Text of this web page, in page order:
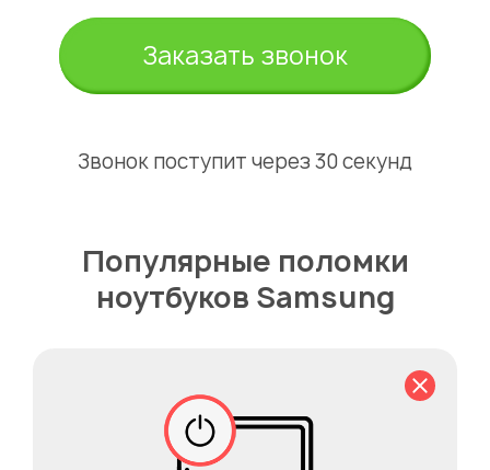
Заказать звонок
Звонок поступит через 30 секунд
Популярные поломки
ноутбуков Samsung